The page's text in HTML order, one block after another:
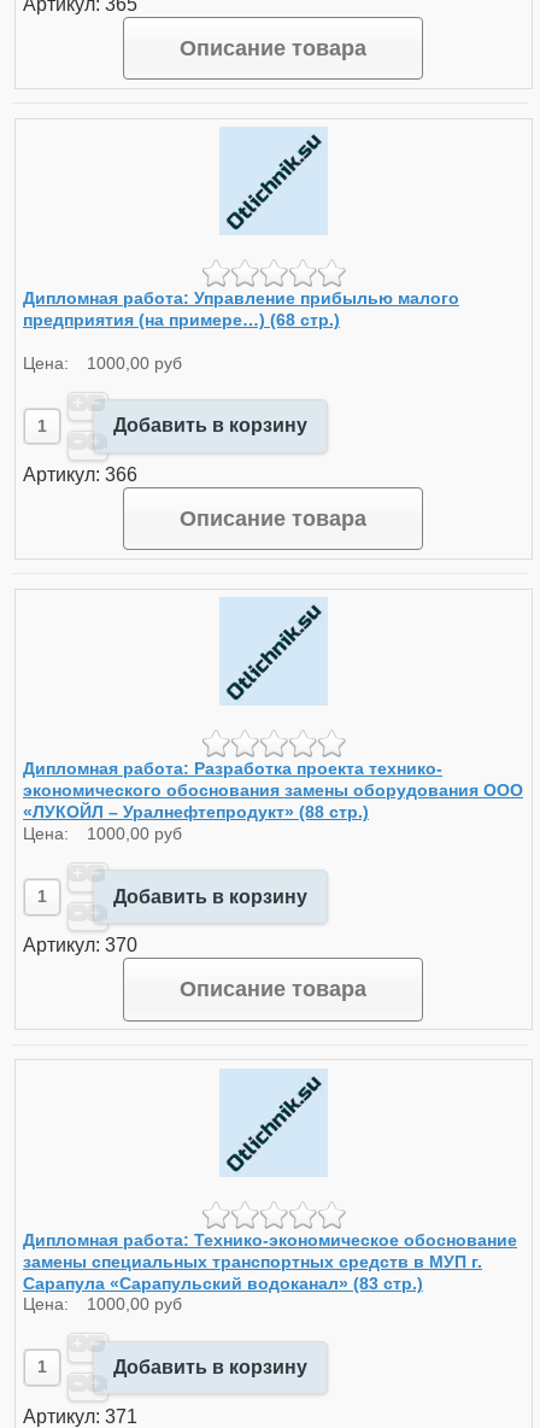
Артикул: 365
Описание товара
Дипломная работа: Управление прибылью малого
предприятия (на примере…) (68 стр.)
Цена: 1000,00 руб
Добавить в корзину
Артикул: 366
Описание товара
Дипломная работа: Разработка проекта технико-
экономического обоснования замены оборудования ООО
«ЛУКОЙЛ – Уралнефтепродукт» (88 стр.)
Цена: 1000,00 руб
Добавить в корзину
Артикул: 370
Описание товара
Дипломная работа: Технико-экономическое обоснование
замены специальных транспортных средств в МУП г.
Сарапула «Сарапульский водоканал» (83 стр.)
Цена: 1000,00 руб
Добавить в корзину
Артикул: 371